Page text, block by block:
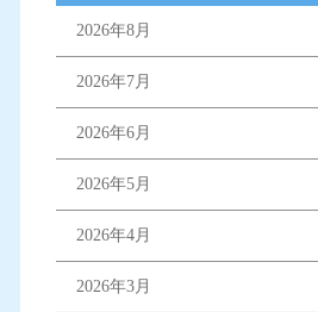
2026年8月
2026年7月
2026年6月
2026年5月
2026年4月
2026年3月